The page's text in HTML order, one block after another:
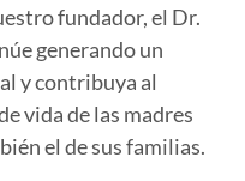
fundador, el Dr.
generando un
y contribuya al
vida de las madres
el de sus familias.